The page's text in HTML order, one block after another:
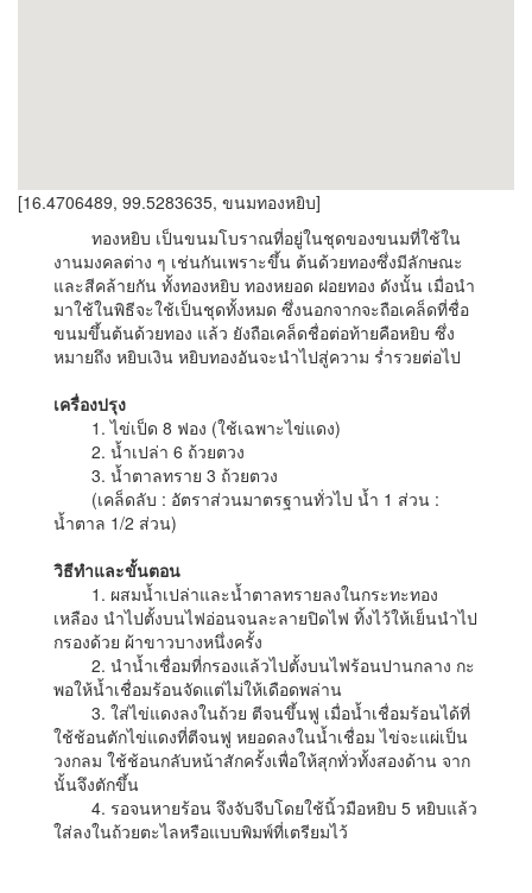
[16.4706489, 99.5283635, ขนมทองหยิบ]
ทองหยิบ เป็นขนมโบราณที่อยู่ในชุดของขนมที่ใช้ใน
งานมงคลต่าง ๆ เช่นกันเพราะขึ้น ต้นด้วยทองซึ่งมีลักษณะ
และสีคล้ายกัน ทั้งทองหยิบ ทองหยอด ฝอยทอง ดังนั้น เมื่อนำ
มาใช้ในพิธีจะใช้เป็นชุดทั้งหมด ซึ่งนอกจากจะถือเคล็ดที่ชื่อ
ขนมขึ้นต้นด้วยทอง แล้ว ยังถือเคล็ดชื่อต่อท้ายคือหยิบ ซึ่ง
หมายถึง หยิบเงิน หยิบทองอันจะนำไปสู่ความ ร่ำรวยต่อไป
เครื่องปรุง
1. ไข่เป็ด 8 ฟอง (ใช้เฉพาะไข่แดง)
2. น้ำเปล่า 6 ถ้วยตวง
3. น้ำตาลทราย 3 ถ้วยตวง
(เคล็ดลับ : อัตราส่วนมาตรฐานทั่วไป น้ำ 1 ส่วน :
น้ำตาล 1/2 ส่วน)
วิธีทำและขั้นตอน
1. ผสมน้ำเปล่าและน้ำตาลทรายลงในกระทะทอง
เหลือง นำไปตั้งบนไฟอ่อนจนละลายปิดไฟ ทิ้งไว้ให้เย็นนำไป
กรองด้วย ผ้าขาวบางหนึ่งครั้ง
2. นำน้ำเชื่อมที่กรองแล้วไปตั้งบนไฟร้อนปานกลาง กะ
พอให้น้ำเชื่อมร้อนจัดแต่ไม่ให้เดือดพล่าน
3. ใส่ไข่แดงลงในถ้วย ตีจนขึ้นฟู เมื่อน้ำเชื่อมร้อนได้ที่
ใช้ช้อนตักไข่แดงที่ตีจนฟู หยอดลงในน้ำเชื่อม ไข่จะแผ่เป็น
วงกลม ใช้ช้อนกลับหน้าสักครั้งเพื่อให้สุกทั่วทั้งสองด้าน จาก
นั้นจึงตักขึ้น
4. รอจนหายร้อน จึงจับจีบโดยใช้นิ้วมือหยิบ 5 หยิบแล้ว
ใส่ลงในถ้วยตะไลหรือแบบพิมพ์ที่เตรียมไว้